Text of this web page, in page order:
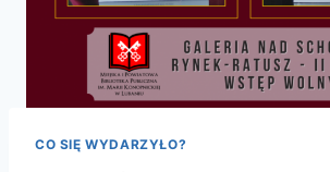
CO SIĘ WYDARZYŁO?